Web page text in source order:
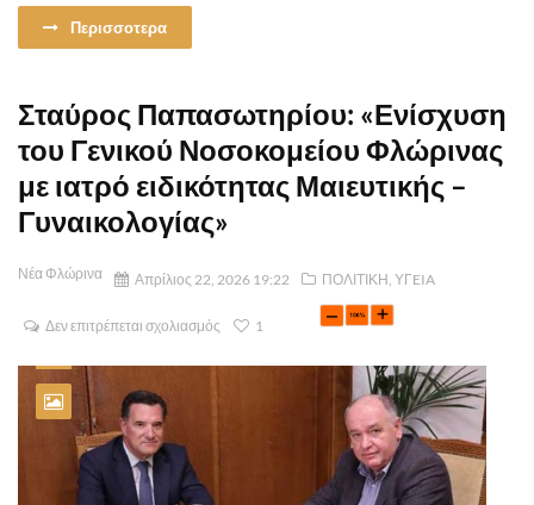
Περισσοτερα
Σταύρος Παπασωτηρίου: «Ενίσχυση
του Γενικού Νοσοκομείου Φλώρινας
με ιατρό ειδικότητας Μαιευτικής –
Γυναικολογίας»
Νέα Φλώρινα Απρίλιος 22, 2026 19:22 ΠΟΛΙΤΙΚΗ ΥΓEIA
Δεν επιτρέπεται σχολιασμός 1